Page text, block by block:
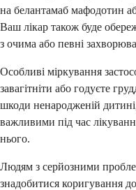
на белантамаб мафодотин
Ваш лікар також буде
з очима або певні
Особливі міркування
завагітніти або годуєте
шкоди ненародженій
важливими під час
нього.
Людям з серйозними
знадобитися коригування